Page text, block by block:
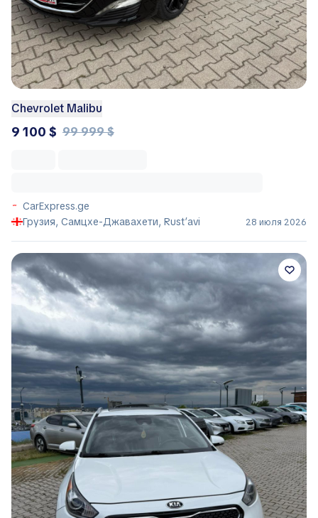
Chevrolet Malibu
9 100 $ 99 999 $
CarExpress.ge
Грузия, Самцхе-Джавахети, Rust’avi
28 июля 2026